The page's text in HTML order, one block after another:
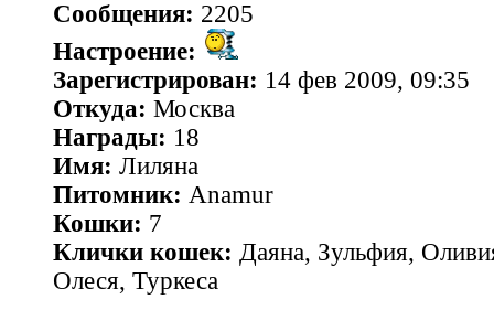
Сообщения: 2205
Настроение:
Зарегистрирован: 14 фев 2009, 09:35
Откуда: Москва
Награды: 18
Имя: Лиляна
Питомник: Anamur
Кошки: 7
Клички кошек: Даяна, Зульфия,
Олеся, Туркеса